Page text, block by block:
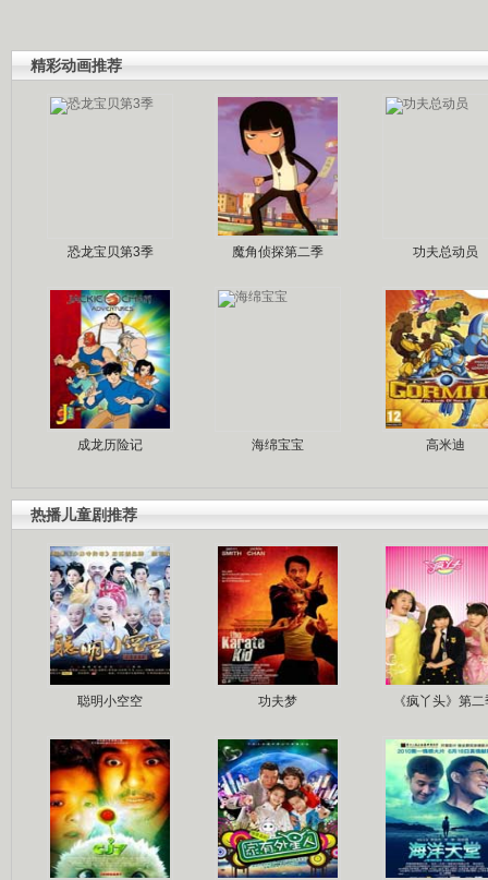
精彩动画推荐
恐龙宝贝第3季 魔角侦探第二季 功夫总动员
成龙历险记 海绵宝宝 高米迪
热播儿童剧推荐
聪明小空空 功夫梦 《疯丫头》第二